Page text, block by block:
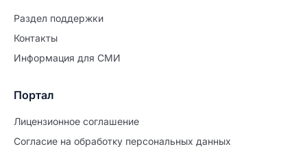
Раздел поддержки
Контакты
Информация для СМИ
Портал
Лицензионное соглашение
Согласие на обработĸу персональных данных